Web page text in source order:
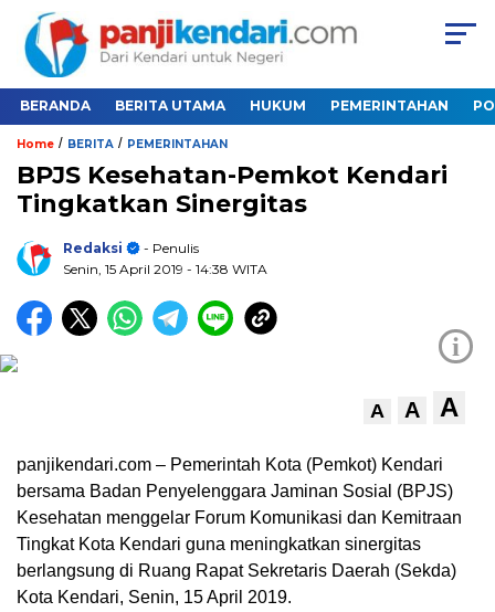
BERANDA BERITA UTAMA HUKUM PEMERINTAHAN
Home / BERITA / PEMERINTAHAN
BPJS Kesehatan-Pemkot Kendari
Tingkatkan Sinergitas
Redaksi
- Penulis
Senin, 15 April 2019 - 14:38 WITA
i
A A A
panjikendari.com – Pemerintah Kota (Pemkot) Kendari
bersama Badan Penyelenggara Jaminan Sosial (BPJS)
Kesehatan menggelar Forum Komunikasi dan Kemitraan
Tingkat Kota Kendari guna meningkatkan sinergitas
berlangsung di Ruang Rapat Sekretaris Daerah (Sekda)
Kota Kendari, Senin, 15 April 2019.